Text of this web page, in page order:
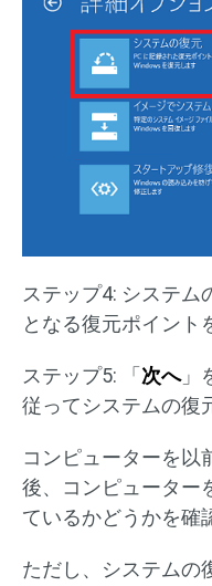
ステップ4: システム
となる復元ポイント
ステップ5: 「 次へ」
従ってシステムの復
コンピューターを以
後、コンピューター
ているかどうかを確
ただし、システムの